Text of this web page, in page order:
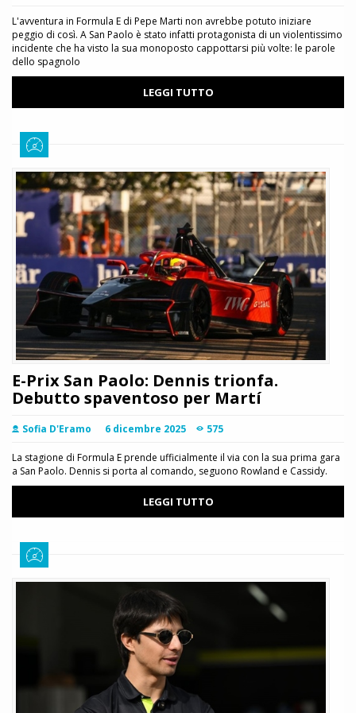
L'avventura in Formula E di Pepe Marti non avrebbe potuto iniziare
peggio di così. A San Paolo è stato infatti protagonista di un violentissimo
incidente che ha visto la sua monoposto cappottarsi più volte: le parole
dello spagnolo
LEGGI TUTTO
E-Prix San Paolo: Dennis trionfa.
Debutto spaventoso per Martí
Sofia D'Eramo 6 dicembre 2025 575
La stagione di Formula E prende ufficialmente il via con la sua prima gara
a San Paolo. Dennis si porta al comando, seguono Rowland e Cassidy.
LEGGI TUTTO